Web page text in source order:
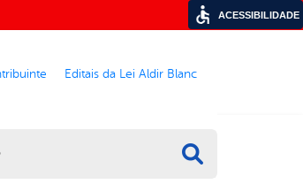
Editais da Lei Aldir Blanc
ACESSIBILIDADE